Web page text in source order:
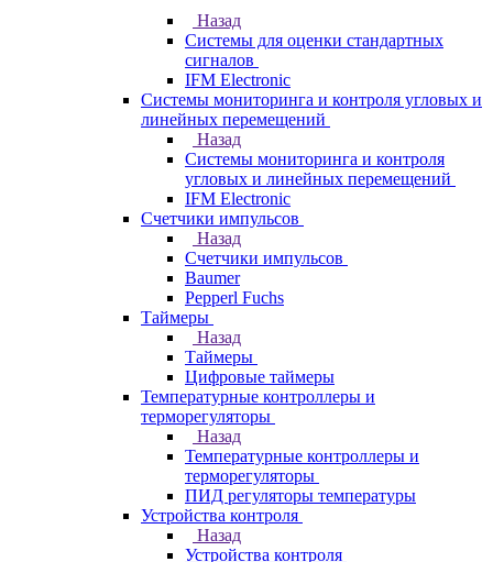
Назад
Системы для оценки стандартных
сигналов
IFM Electronic
Системы мониторинга и контроля угловых и
линейных перемещений
Назад
Системы мониторинга и контроля
угловых и линейных перемещений
IFM Electronic
Счетчики импульсов
Назад
Счетчики импульсов
Baumer
Pepperl Fuchs
Таймеры
Назад
Таймеры
Цифровые таймеры
Температурные контроллеры и
терморегуляторы
Назад
Температурные контроллеры и
терморегуляторы
ПИД регуляторы температуры
Устройства контроля
Назад
Устройства контроля